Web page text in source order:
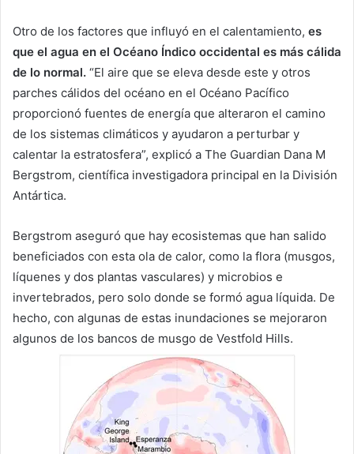
Otro de los factores que influyó en el calentamiento, es
que el agua en el Océano Índico occidental es más cálida
de lo normal. “El aire que se eleva desde este y otros
parches cálidos del océano en el Océano Pacífico
proporcionó fuentes de energía que alteraron el camino
de los sistemas climáticos y ayudaron a perturbar y
calentar la estratosfera”, explicó a The Guardian Dana M
Bergstrom, científica investigadora principal en la División
Antártica.
Bergstrom aseguró que hay ecosistemas que han salido
beneficiados con esta ola de calor, como la flora (musgos,
líquenes y dos plantas vasculares) y microbios e
invertebrados, pero solo donde se formó agua líquida. De
hecho, con algunas de estas inundaciones se mejoraron
algunos de los bancos de musgo de Vestfold Hills.